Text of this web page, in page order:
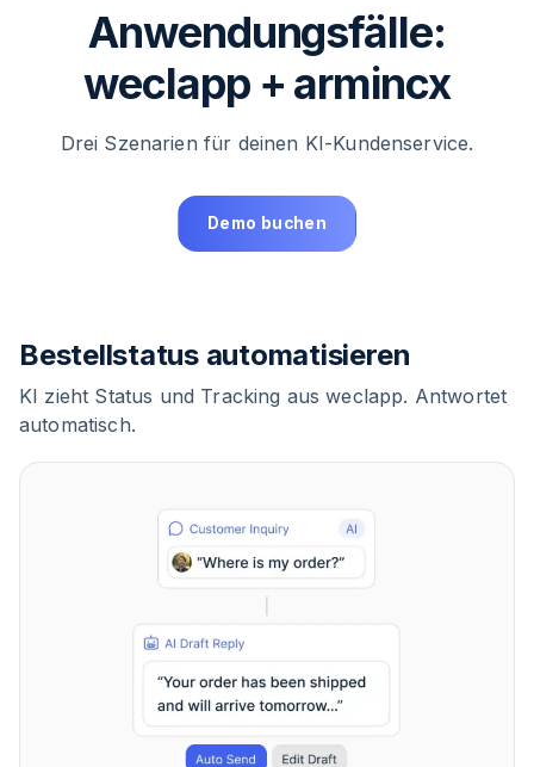
Anwendungsfälle:
weclapp + armincx
Drei Szenarien für deinen KI-Kundenservice.
Demo buchen
Bestellstatus automatisieren
KI zieht Status und Tracking aus weclapp. Antwortet
automatisch.